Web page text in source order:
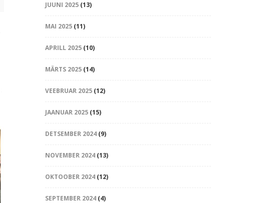
JUUNI 2025(13)
MAI 2025(11)
APRILL 2025(10)
MÄRTS 2025(14)
VEEBRUAR 2025(12)
JAANUAR 2025(15)
DETSEMBER 2024(9)
NOVEMBER 2024(13)
OKTOOBER 2024(12)
SEPTEMBER 2024(4)